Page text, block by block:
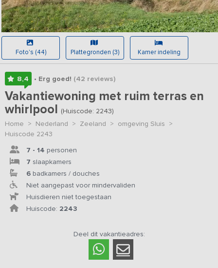
Foto's (44) Plattegronden (3) Kamer indeling
8,4 • Erg goed! (42 reviews)
Vakantiewoning met ruim terras en
whirlpool (Huiscode: 2243)
Home > Nederland > Zeeland > omgeving Sluis >
Huiscode 2243
7 - 14 personen
7 slaapkamers
6 badkamers / douches
Niet aangepast voor mindervaliden
Huisdieren niet toegestaan
Huiscode: 2243
Deel dit vakantieadres: